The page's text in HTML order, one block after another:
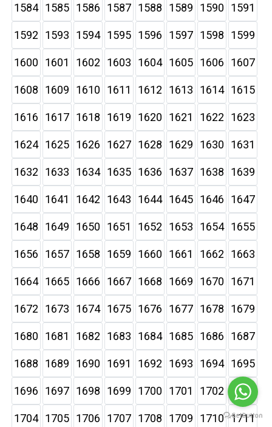
1584 1585 1586 1587 1588 1589 1590 1591
1592 1593 1594 1595 1596 1597 1598 1599
1600 1601 1602 1603 1604 1605 1606 1607
1608 1609 1610 1611 1612 1613 1614 1615
1616 1617 1618 1619 1620 1621 1622 1623
1624 1625 1626 1627 1628 1629 1630 1631
1632 1633 1634 1635 1636 1637 1638 1639
1640 1641 1642 1643 1644 1645 1646 1647
1648 1649 1650 1651 1652 1653 1654 1655
1656 1657 1658 1659 1660 1661 1662 1663
1664 1665 1666 1667 1668 1669 1670 1671
1672 1673 1674 1675 1676 1677 1678 1679
1680 1681 1682 1683 1684 1685 1686 1687
1688 1689 1690 1691 1692 1693 1694 1695
1696 1697 1698 1699 1700 1701 1702 1703
1704 1705 1706 1707 1708 1709 1710 1711